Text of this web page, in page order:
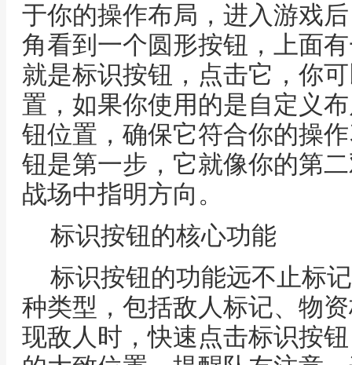
于你的操作布局，进入游戏
角看到一个圆形按钮，上面
就是标识按钮，点击它，你
置，如果你使用的是自定义
钮位置，确保它符合你的操
钮是第一步，它就像你的第
战场中指明方向。
标识按钮的核心功能
标识按钮的功能远不止标
种类型，包括敌人标记、物
现敌人时，快速点击标识按